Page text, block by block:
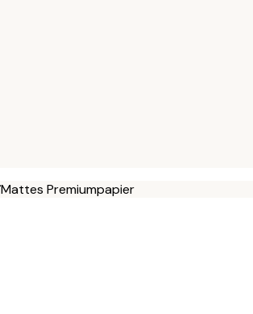
Mattes Premiumpapier